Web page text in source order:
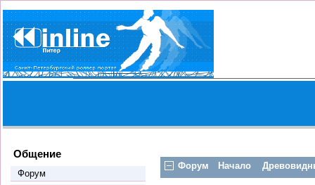
Общение
Форум
Форум Начало